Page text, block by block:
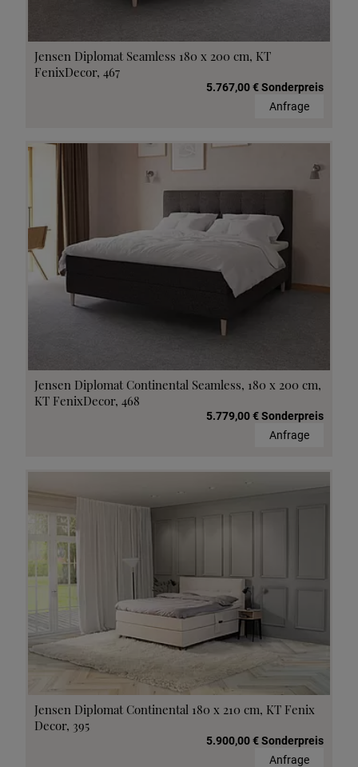
Jensen Diplomat Seamless 180 x 200 cm, KT
FenixDecor, 467
5.767,00 € Sonderpreis
Anfrage
Jensen Diplomat Continental Seamless, 180 x 200 cm,
KT FenixDecor, 468
5.779,00 € Sonderpreis
Anfrage
Jensen Diplomat Continental 180 x 210 cm, KT Fenix
Decor, 395
5.900,00 € Sonderpreis
Anfrage